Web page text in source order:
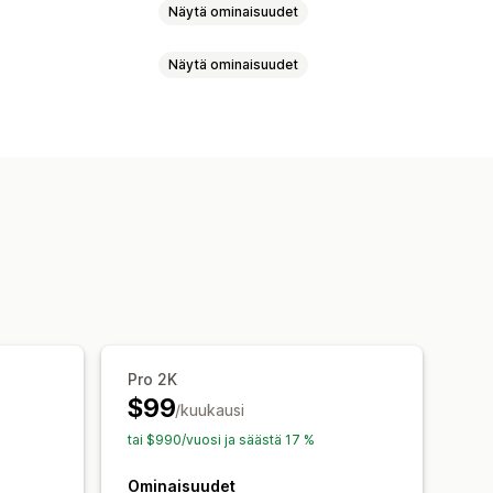
Näytä ominaisuudet
Näytä ominaisuudet
Pro 2K
$99/kuukausi
tai $990/vuosi ja säästä 17 %
Ominaisuudet